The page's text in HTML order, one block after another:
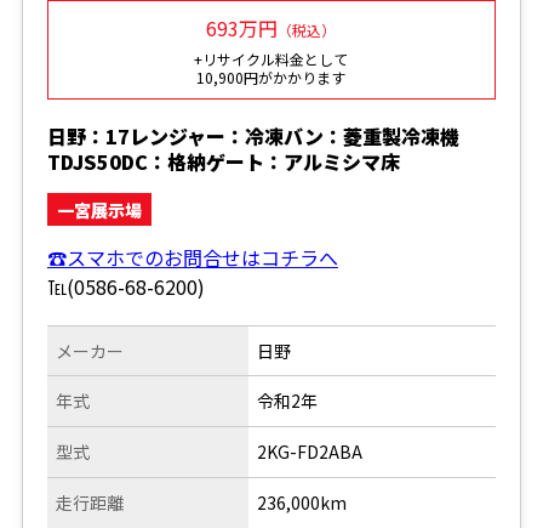
693万円 （税込）
+リサイクル料金として
10,900円がかかります
日野：17レンジャー：冷凍バン：菱重製冷凍機
TDJS50DC：格納ゲート：アルミシマ床
一宮展示場
☎スマホでのお問合せはコチラへ
℡(0586-68-6200)
メーカー
年式
型式
走行距離
日野
令和2年
2KG-FD2ABA
236,000km